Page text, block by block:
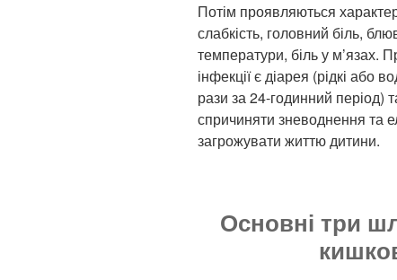
Потім проявляються
слабкість, головний біль,
температури, біль у м’язах.
інфекції є діарея (рідкі
рази за 24-годинний
спричиняти зневоднення та
загрожувати життю дитини.
Основні три